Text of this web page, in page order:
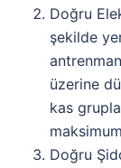
Doğru
şekilde
üzerine
kas
Doğru